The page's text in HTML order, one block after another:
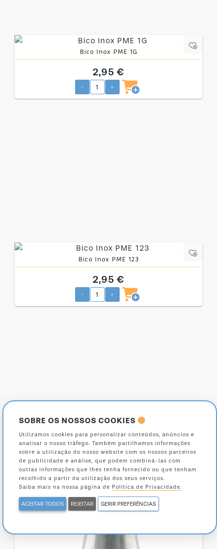
Bico Inox PME 1G
2,95 €
- +
Bico Inox PME 123
2,95 €
- +
SOBRE OS NOSSOS COOKIES
Utilizamos cookies para personalizar conteúdos, anúncios e
analisar o nosso tráfego. Também partilhamos informações
sobre a utilização do nosso website com os nossos parceiros
de publicidade e análise, que podem combiná-las com
outras informações que lhes tenha fornecido ou que tenham
recolhido a partir da utilização dos seus serviços.
Saiba mais na nossa página de Política de Privacidade.
ACEITAR TODOS REJEITAR GERIR PREFERÊNCIAS